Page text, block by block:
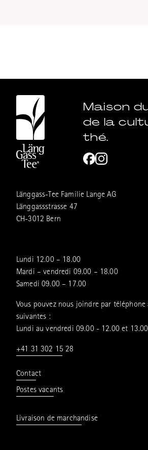
Maison
de la
thé.
Länggass-Tee Familie Lange AG
Länggassstrasse 47
CH-3012 Bern
Lundi 12.00 – 18.00
Mardi – vendredi 09.00 – 18.00
Samedi 09.00 – 17.00
Vous pouvez nous joindre par téléphone
suivantes :
Lundi au vendredi 09.00 - 12.00 et
+41 31 302 15 28
Contact
Postes vacants
Livraison de marchandise